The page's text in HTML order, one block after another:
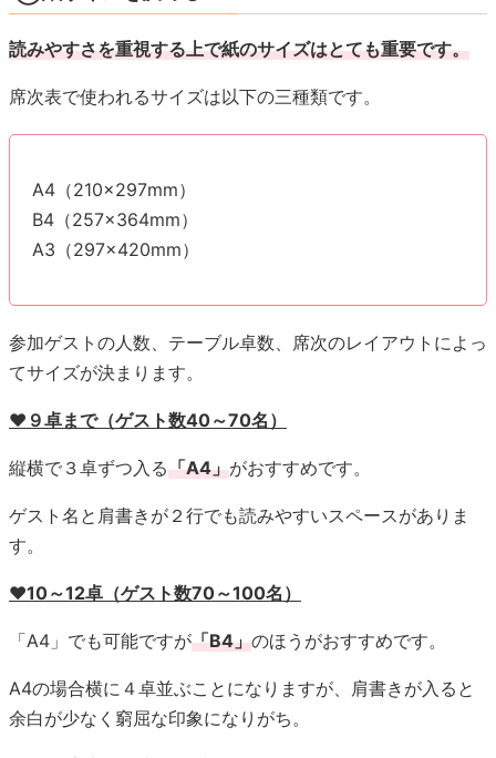
B4（257×364mm）
A3（297×420mm）
参加ゲストの人数、テーブル卓数、席次のレイアウトによっ
♥９卓まで（ゲスト数40～70名）
縦横で３卓ずつ入る「A4」
ゲスト名と肩書きが２行でも読みやすいスペースがありま
す。
♥10～12卓（ゲスト数70～100名）
「A4」でも可能ですが「B4」のほうがおすすめです。
A4の場合横に４卓並ぶことになりますが、肩書きが入ると
余白が少なく窮屈な印象になりがち。
B4なら肩書きを省略せずに余白も確保できます。
♥13卓以上（ゲスト数100名以上）
縦横で４卓ずつ入る 「A3」が最適です。用紙が大きく豪華
な印象になりますね。